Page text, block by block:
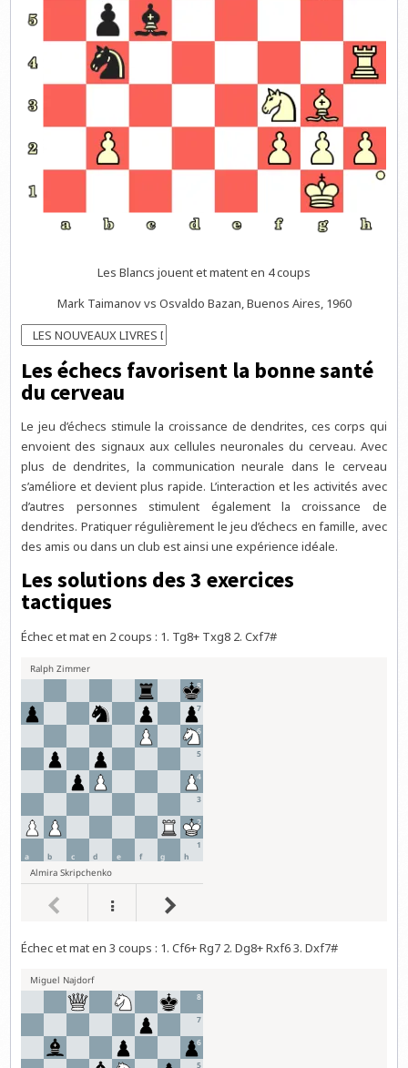
Les Blancs jouent et matent en 4 coups
Mark Taimanov vs Osvaldo Bazan, Buenos Aires, 1960
Les échecs favorisent la bonne santé
du cerveau
Le jeu d’échecs stimule la croissance de dendrites, ces corps qui
envoient des signaux aux cellules neuronales du cerveau. Avec
plus de dendrites, la communication neurale dans le cerveau
s’améliore et devient plus rapide. L’interaction et les activités avec
d’autres personnes stimulent également la croissance de
dendrites. Pratiquer régulièrement le jeu d’échecs en famille, avec
des amis ou dans un club est ainsi une expérience idéale.
Les solutions des 3 exercices
tactiques
Échec et mat en 2 coups : 1. Tg8+ Txg8 2. Cxf7#
Échec et mat en 3 coups : 1. Cf6+ Rg7 2. Dg8+ Rxf6 3. Dxf7#